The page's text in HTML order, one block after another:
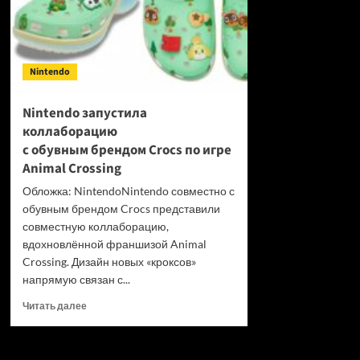
Nintendo
Nintendo запустила
коллаборацию
с обувным брендом Crocs по игре
Animal Crossing
Обложка: NintendoNintendo совместно с
обувным брендом Crocs представили
совместную коллаборацию,
вдохновлённой франшизой Animal
Crossing. Дизайн новых «кроксов»
напрямую связан с...
Читать далееПрочитать